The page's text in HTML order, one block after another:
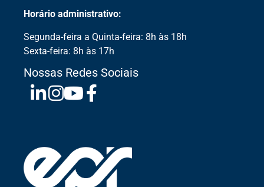
Horário administrativo:
Segunda-feira a Quinta-feira: 8h às 18h
Sexta-feira: 8h às 17h
Nossas Redes Sociais